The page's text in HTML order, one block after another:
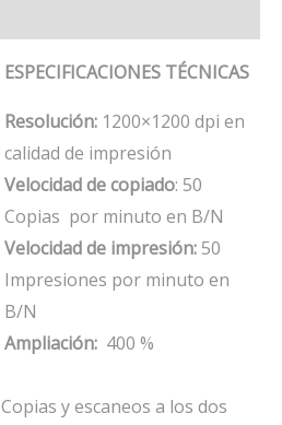
ESPECIFICACIONES TÉCNICAS
Resolución: 1200×1200 dpi en
calidad de impresión
Velocidad de copiado: 50
Copias por minuto en B/N
Velocidad de impresión: 50
Impresiones por minuto en
B/N
Ampliación: 400 %
Copias y escaneos a los dos